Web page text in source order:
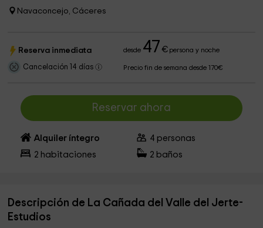
Navaconcejo, Cáceres
Reserva inmediata desde 47 €persona y noche
Cancelación 14 días Precio fin de semana desde 170€
Reservar ahora
Alquiler íntegro 4 personas
2 habitaciones 2 baños
Descripción de La Cañada del Valle del Jerte-
Estudios